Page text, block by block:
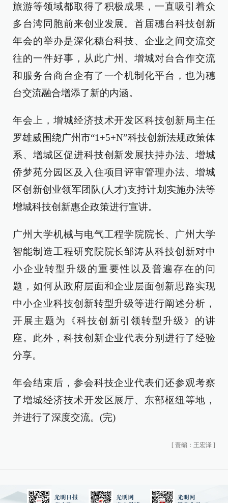
旅游等领域都取得了积极成果，一直吸引着众
多台湾同胞前来创业发展。首届穗台科技创新
年会的举办是深化穗台科技、企业之间交流交
往的一件好事，从此广州、增城对台合作交流
和服务台商台企有了一个机制化平台，也为穗
台交流融合增添了新的内涵。
年会上，增城经济技术开发区科技创新局主任
罗雄威围绕广州市“1+5+N”科技创新法规政策体
系、增城区促进科技创新发展扶持办法、增城
侨梦苑分园区及入住项目评审管理办法、增城
区创新创业领军团队(人才)支持计划实施办法等
增城科技创新惠企政策进行宣讲。
广州大学机械与电气工程学院院长、广州大学
智能制造工程研究院院长邹涛从科技创新对中
小企业转型升级的重要性以及普遍存在的问
题，如何从政府层面和企业层面创新思路实现
中小企业科技创新转型升级等进行阐述分析，
开展主题为《科技创新引领转型升级》的讲
座。此外，科技创新企业代表分别进行了经验
分享。
年会结束后，参会科技企业代表们还参观考察
了增城经济技术开发区展厅、东部枢纽等地，
并进行了深度交流。(完)
[ 责编：王宏泽 ]